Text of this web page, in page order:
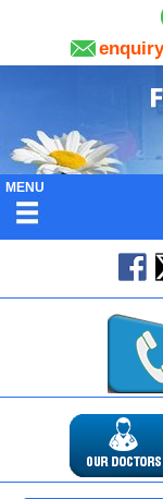
MENU